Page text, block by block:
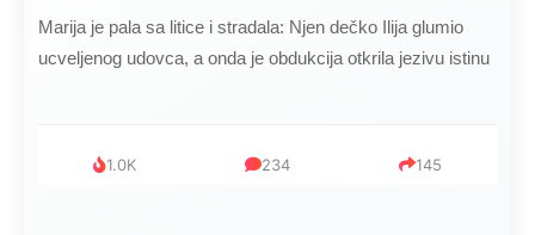
Marija je pala sa litice i stradala: Njen dečko Ilija glumio
ucveljenog udovca, a onda je obdukcija otkrila jezivu istinu
1.0K 234 145